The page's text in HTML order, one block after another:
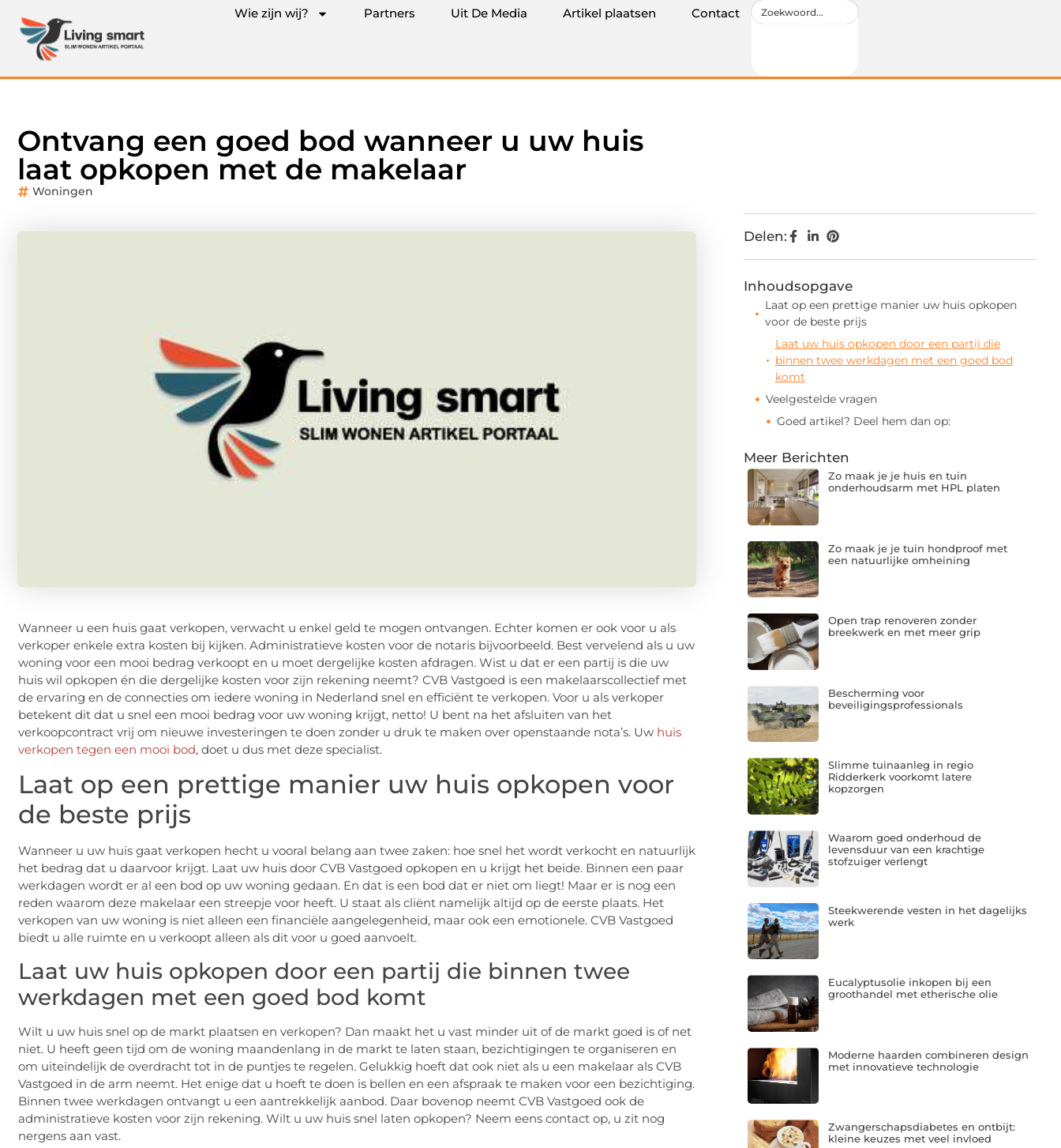
Wie zijn wij? Partners Uit De Media Artikel plaatsen Contact
Ontvang een goed bod wanneer u uw huis
laat opkopen met de makelaar
Woningen
Wanneer u een huis gaat verkopen, verwacht u enkel geld te mogen ontvangen. Echter komen er ook voor u als
verkoper enkele extra kosten bij kijken. Administratieve kosten voor de notaris bijvoorbeeld. Best vervelend als u uw
woning voor een mooi bedrag verkoopt en u moet dergelijke kosten afdragen. Wist u dat er een partij is die uw
huis wil opkopen én die dergelijke kosten voor zijn rekening neemt? CVB Vastgoed is een makelaarscollectief met
de ervaring en de connecties om iedere woning in Nederland snel en efficiënt te verkopen. Voor u als verkoper
betekent dit dat u snel een mooi bedrag voor uw woning krijgt, netto! U bent na het afsluiten van het
verkoopcontract vrij om nieuwe investeringen te doen zonder u druk te maken over openstaande nota’s. Uw huis
verkopen tegen een mooi bod, doet u dus met deze specialist.
Laat op een prettige manier uw huis opkopen voor
de beste prijs
Wanneer u uw huis gaat verkopen hecht u vooral belang aan twee zaken: hoe snel het wordt verkocht en natuurlijk
het bedrag dat u daarvoor krijgt. Laat uw huis door CVB Vastgoed opkopen en u krijgt het beide. Binnen een paar
werkdagen wordt er al een bod op uw woning gedaan. En dat is een bod dat er niet om liegt! Maar er is nog een
reden waarom deze makelaar een streepje voor heeft. U staat als cliënt namelijk altijd op de eerste plaats. Het
verkopen van uw woning is niet alleen een financiële aangelegenheid, maar ook een emotionele. CVB Vastgoed
biedt u alle ruimte en u verkoopt alleen als dit voor u goed aanvoelt.
Laat uw huis opkopen door een partij die binnen twee
werkdagen met een goed bod komt
Wilt u uw huis snel op de markt plaatsen en verkopen? Dan maakt het u vast minder uit of de markt goed is of net
niet. U heeft geen tijd om de woning maandenlang in de markt te laten staan, bezichtigingen te organiseren en
om uiteindelijk de overdracht tot in de puntjes te regelen. Gelukkig hoeft dat ook niet als u een makelaar als CVB
Vastgoed in de arm neemt. Het enige dat u hoeft te doen is bellen en een afspraak te maken voor een bezichtiging.
Binnen twee werkdagen ontvangt u een aantrekkelijk aanbod. Daar bovenop neemt CVB Vastgoed ook de
administratieve kosten voor zijn rekening. Wilt u uw huis snel laten opkopen? Neem eens contact op, u zit nog
nergens aan vast.
Delen:
Inhoudsopgave
Laat op een prettige manier uw huis opkopen
voor de beste prijs
Laat uw huis opkopen door een partij die
binnen twee werkdagen met een goed bod
komt
Veelgestelde vragen
Goed artikel? Deel hem dan op:
Meer Berichten
Zo maak je je huis en tuin
onderhoudsarm met HPL platen
Zo maak je je tuin hondproof met
een natuurlijke omheining
Open trap renoveren zonder
breekwerk en met meer grip
Bescherming voor
beveiligingsprofessionals
Slimme tuinaanleg in regio
Ridderkerk voorkomt latere
kopzorgen
Waarom goed onderhoud de
levensduur van een krachtige
stofzuiger verlengt
Steekwerende vesten in het dagelijks
werk
Eucalyptusolie inkopen bij een
groothandel met etherische olie
Moderne haarden combineren design
met innovatieve technologie
Zwangerschapsdiabetes en ontbijt:
kleine keuzes met veel invloed